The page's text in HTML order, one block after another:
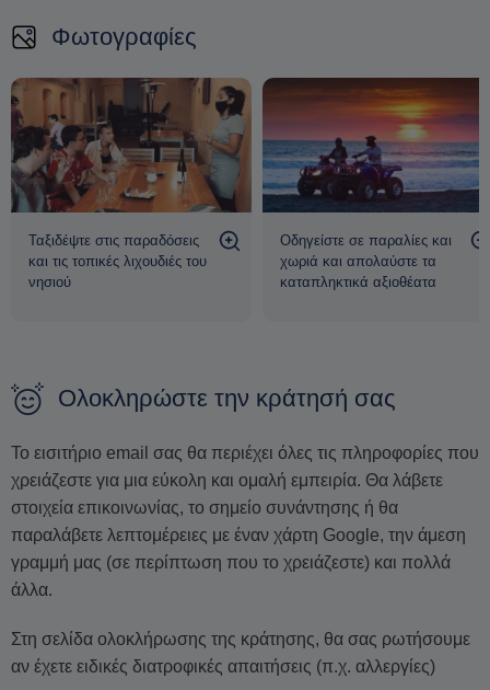
Η εκδρομή αυτή δεν προσφέρει μόνο περιπέτεια και γεύσεις,
αλλά και μια βαθιά σύνδεση με
παραδόσεις της Σαντορίνης.
Σημείωση:Παρακαλούμε να οργανώσετε τη μεταφορά σας
και να βρίσκεστε στο σημείο εκκίνησης στις 12:30, ώστε η
εκδρομή να ξεκινήσει ακριβώς στις 13:00.
Φωτογραφίες
Ταξιδέψτε στις παραδόσεις
και τις τοπικές λιχουδιές του
νησιού
Οδηγείστε σε παραλίες και
χωριά και απολαύστε τα
καταπληκτικά αξιοθέατα
Ολοκληρώστε την κράτησή σας
Το εισιτήριο email σας θα περιέχει όλες τις πληροφορίες που
χρειάζεστε για μια εύκολη και ομαλή εμπειρία. Θα λάβετε
στοιχεία επικοινωνίας, το σημείο συνάντησης ή θα
παραλάβετε λεπτομέρειες με έναν χάρτη Google, την άμεση
γραμμή μας (σε περίπτωση που το χρειάζεστε) και πολλά
άλλα.
Στη σελίδα ολοκλήρωσης της κράτησης, θα σας ρωτήσουμε
αν έχετε ειδικές διατροφικές απαιτήσεις (π.χ. αλλεργίες)